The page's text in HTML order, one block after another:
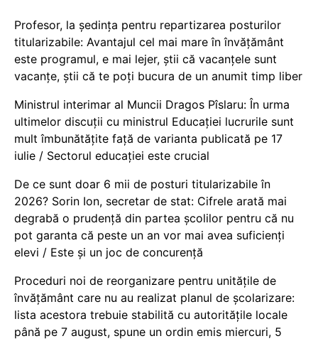
Profesor, la ședința pentru repartizarea posturilor
titularizabile: Avantajul cel mai mare în învățământ
este programul, e mai lejer, știi că vacanțele sunt
vacanţe, știi că te poți bucura de un anumit timp liber
Ministrul interimar al Muncii Dragos Pîslaru: În urma
ultimelor discuții cu ministrul Educației lucrurile sunt
mult îmbunătățite față de varianta publicată pe 17
iulie / Sectorul educației este crucial
De ce sunt doar 6 mii de posturi titularizabile în
2026? Sorin Ion, secretar de stat: Cifrele arată mai
degrabă o prudență din partea școlilor pentru că nu
pot garanta că peste un an vor mai avea suficienți
elevi / Este și un joc de concurență
Proceduri noi de reorganizare pentru unitățile de
învățământ care nu au realizat planul de școlarizare:
lista acestora trebuie stabilită cu autoritățile locale
până pe 7 august, spune un ordin emis miercuri, 5